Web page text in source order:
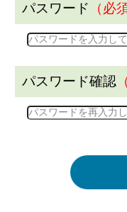
パスワード （必
パスワード確認